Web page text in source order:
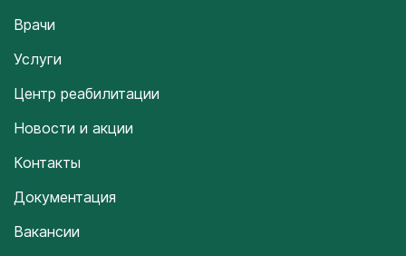
Врачи
Услуги
Центр реабилитации
Новости и акции
Контакты
Документация
Вакансии